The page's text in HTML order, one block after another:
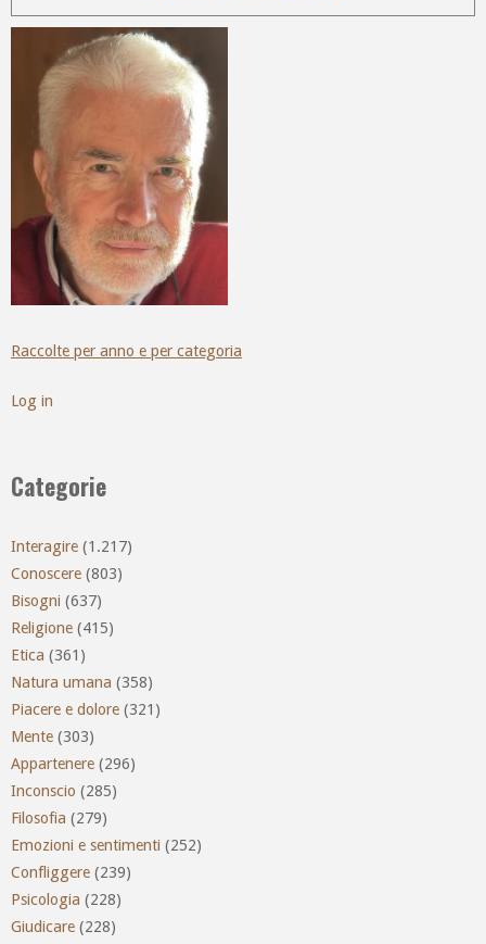
Raccolte per anno e per categoria
Log in
Categorie
Interagire (1.217)
Conoscere (803)
Bisogni (637)
Religione (415)
Etica (361)
Natura umana (358)
Piacere e dolore (321)
Mente (303)
Appartenere (296)
Inconscio (285)
Filosofia (279)
Emozioni e sentimenti (252)
Confliggere (239)
Psicologia (228)
Giudicare (228)